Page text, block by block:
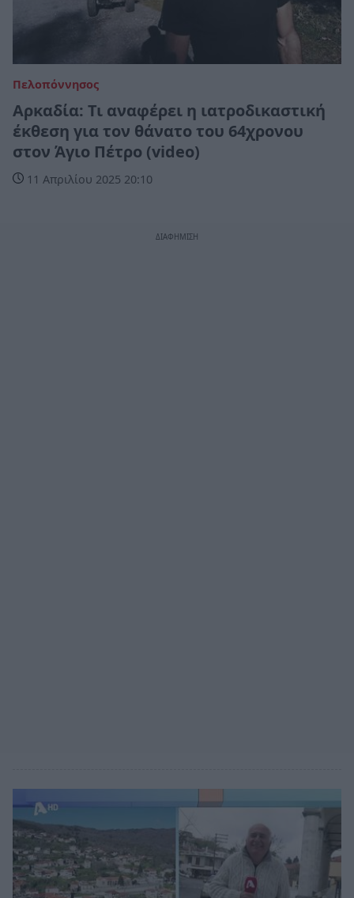
Πελοπόννησος
Αρκαδία: Τι αναφέρει η ιατροδικαστική
έκθεση για τον θάνατο του 64χρονου
στον Άγιο Πέτρο (video)
11 Απριλίου 2025 20:10